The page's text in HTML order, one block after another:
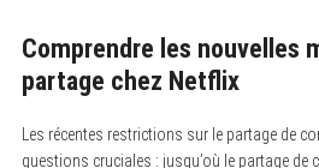
Comprendre les nouvelles
partage chez Netflix
Les récentes restrictions sur le partage de
questions cruciales : jusqu’où le partage de